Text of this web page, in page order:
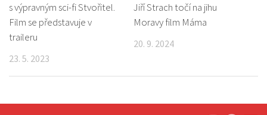
s výpravným sci-fi Stvořitel.
Film se představuje v
traileru
23. 5. 2023
Jiří Strach točí na jihu
Moravy film Máma
20. 9. 2024